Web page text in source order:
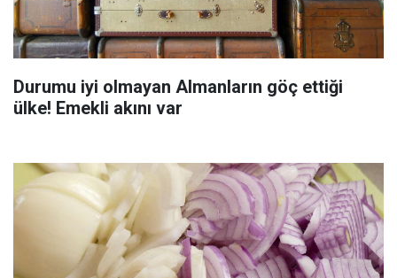
Durumu iyi olmayan Almanların göç ettiği
ülke! Emekli akını var